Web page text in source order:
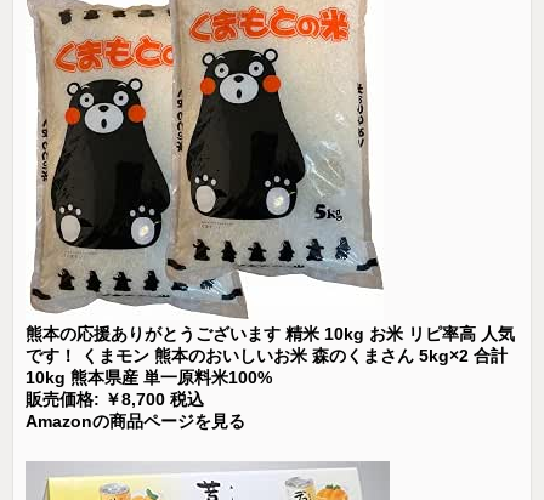
熊本の応援ありがとうございます 精米 10kg お米 リピ率高 人気
です！ くまモン 熊本のおいしいお米 森のくまさん 5kg×2 合計
10kg 熊本県産 単一原料米100%
販売価格: ￥8,700 税込
Amazonの商品ページを見る